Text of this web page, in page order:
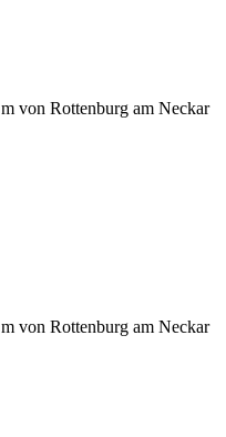
von Rottenburg am Neckar
von Rottenburg am Neckar